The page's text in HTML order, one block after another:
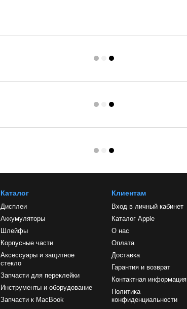
Каталог
Дисплеи
Аккумуляторы
Шлейфы
Корпусные части
Аксессуары и защитное
стекло
Запчасти для переклейки
Инструменты и оборудование
Запчасти к MacBook
Клиентам
Вход в личный кабинет
Каталог Apple
О нас
Оплата
Доставка
Гарантия и возврат
Контактная информация
Политика
конфиденциальности